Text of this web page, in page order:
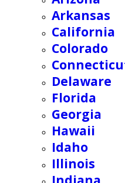
Arkansas
California
Colorado
Delaware
Florida
Georgia
Hawaii
Idaho
Illinois